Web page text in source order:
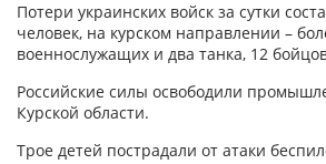
Потери украинских войск за сутки
человек, на курском направлении –
военнослужащих и два танка, 12
Российские силы освободили
Курской области.
Трое детей пострадали от атаки